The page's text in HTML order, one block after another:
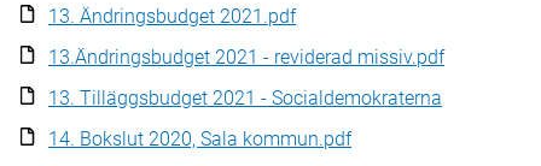
13. Ändringsbudget 2021.pdf
13.Ändringsbudget 2021 - reviderad missiv.pdf
13. Tilläggsbudget 2021 - Socialdemokraterna
14. Bokslut 2020, Sala kommun.pdf